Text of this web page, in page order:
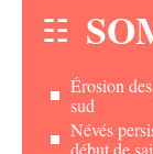
Érosion
sud
Névés
début de